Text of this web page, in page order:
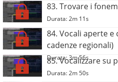
83. Trovare i
Durata: 2m 11s
84. Vocali aperte
cadenze regionali)
Durata: 3m 56s
85. Vocalizzare su
Durata: 2m 50s